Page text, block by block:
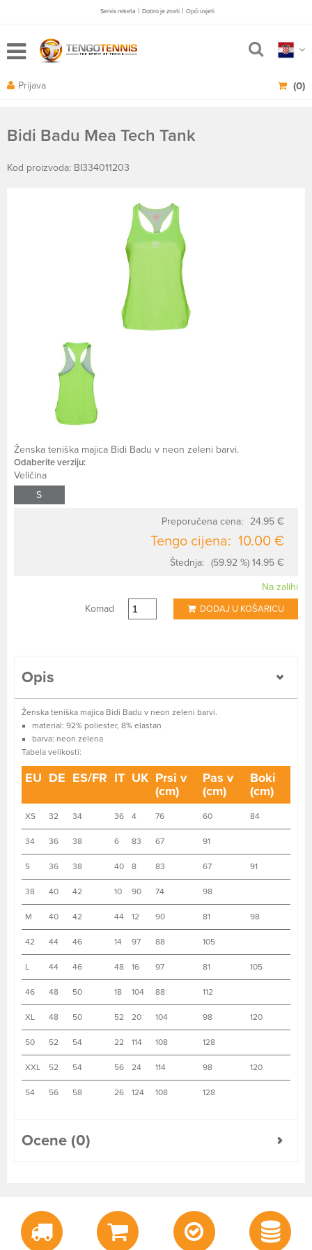
Servis reketa | Dobro je znati | Opči uvjeti
(0)
Prijava
Bidi Badu Mea Tech Tank
Kod proizvoda: BI334011203
Ženska teniška majica Bidi Badu v neon zeleni barvi.
Odaberite verziju:
Veličina
S
Preporučena cena: 24.95 €
Tengo cijena: 10.00 €
Štednja: (59.92 %) 14.95 €
Na zalihi
Komad
DODAJ U KOŠARICU
Opis
Ženska teniška majica Bidi Badu v neon zeleni barvi.
material: 92% poliester, 8% elastan
barva: neon zelena
Tabela velikosti:
EU DE ES/FR IT UK Prsi v
(cm)
Pas v
(cm)
Boki
(cm)
XS 32 34 36 4 76 60 84
34 36 38 6 83 67 91
S 36 38 40 8 83 67 91
38 40 42 10 90 74 98
M 40 42 44 12 90 81 98
42 44 46 14 97 88 105
L 44 46 48 16 97 81 105
46 48 50 18 104 88 112
XL 48 50 52 20 104 98 120
50 52 54 22 114 108 128
XXL 52 54 56 24 114 98 120
54 56 58 26 124 108 128
Ocene (0)